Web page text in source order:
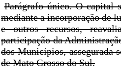
Parágrafo único. O capital
mediante a incorporação de
e outros recursos,
participação da
dos Municípios, assegurada
de Mato Grosso do Sul.